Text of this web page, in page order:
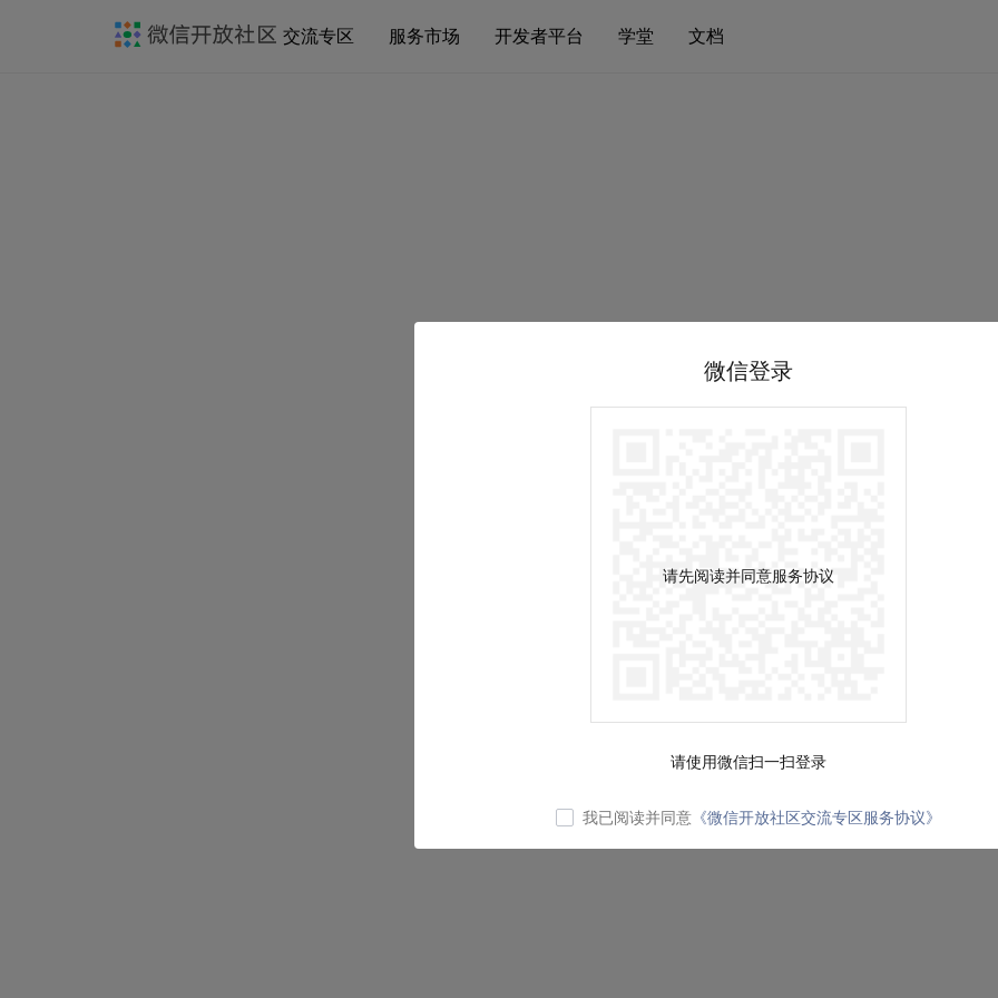
交流专区 服务市场 开发者平台 学堂 文档
微信登录
请先阅读并同意服务协议
请使用微信扫一扫登录
我已阅读并同意 《微信开放社区交流专区服务协议》